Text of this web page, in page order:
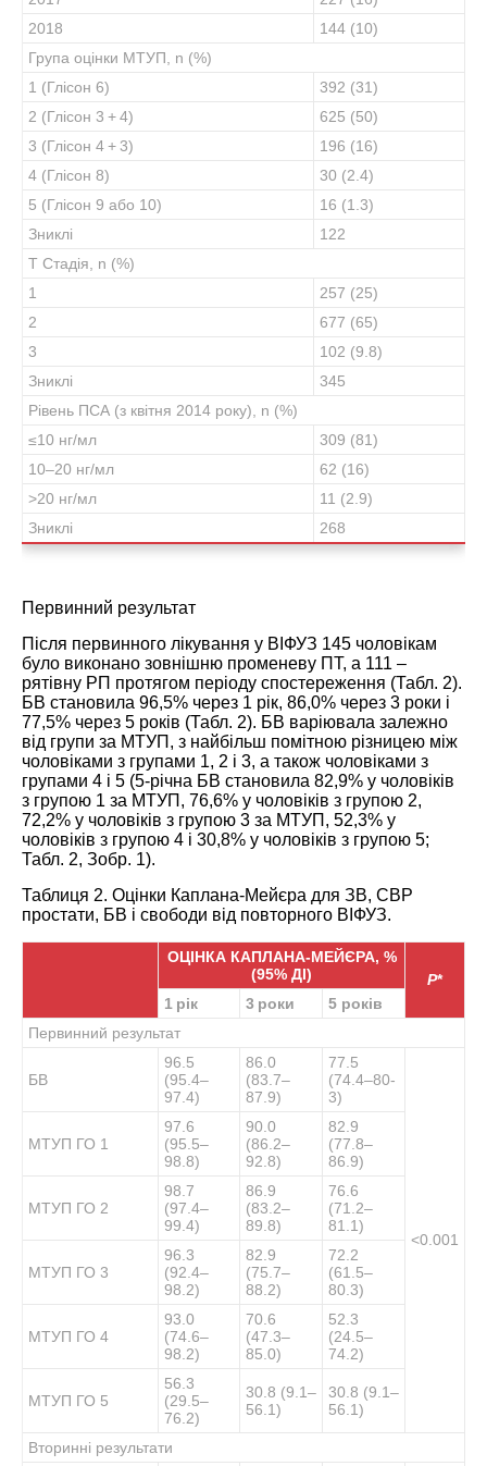
2018
144 (10)
Група оцінки МТУП, n (%)
1 (Глісон 6)
392 (31)
2 (Глісон 3 + 4)
625 (50)
3 (Глісон 4 + 3)
196 (16)
4 (Глісон 8)
30 (2.4)
5 (Глісон 9 або 10)
16 (1.3)
Зниклі
122
T Стадія, n (%)
1
257 (25)
2
677 (65)
3
102 (9.8)
Зниклі
345
Рівень ПСА (з квітня 2014 року), n (%)
≤10 нг/мл
309 (81)
10–20 нг/мл
62 (16)
>20 нг/мл
11 (2.9)
Зниклі
268
Первинний результат
Після первинного лікування у ВІФУЗ 145 чоловікам
було виконано зовнішню променеву ПТ, а 111 –
рятівну РП протягом періоду спостереження (Табл. 2).
БВ становила 96,5% через 1 рік, 86,0% через 3 роки і
77,5% через 5 років (Табл. 2). БВ варіювала залежно
від групи за МТУП, з найбільш помітною різницею між
чоловіками з групами 1, 2 і 3, а також чоловіками з
групами 4 і 5 (5-річна БВ становила 82,9% у чоловіків
з групою 1 за МТУП, 76,6% у чоловіків з групою 2,
72,2% у чоловіків з групою 3 за МТУП, 52,3% у
чоловіків з групою 4 і 30,8% у чоловіків з групою 5;
Табл. 2, Зобр. 1).
Таблиця 2. Оцінки Каплана-Мейєра для ЗВ, СВР
простати, БВ і свободи від повторного ВІФУЗ.
ОЦІНКА КАПЛАНА-МЕЙЄРА, %
(95% ДІ)
P*
1 рік
3 роки
5 років
Первинний результат
БВ
96.5
(95.4–
97.4)
86.0
(83.7–
87.9)
77.5
(74.4–80-
3)
<0.001
МТУП ГО 1
97.6
(95.5–
98.8)
90.0
(86.2–
92.8)
82.9
(77.8–
86.9)
МТУП ГО 2
98.7
(97.4–
99.4)
86.9
(83.2–
89.8)
76.6
(71.2–
81.1)
МТУП ГО 3
96.3
(92.4–
98.2)
82.9
(75.7–
88.2)
72.2
(61.5–
80.3)
МТУП ГО 4
93.0
(74.6–
98.2)
70.6
(47.3–
85.0)
52.3
(24.5–
74.2)
МТУП ГО 5
56.3
(29.5–
76.2)
30.8 (9.1–
56.1)
30.8 (9.1–
56.1)
Вторинні результати